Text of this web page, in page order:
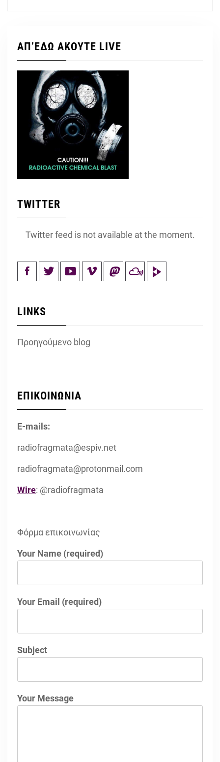
ΑΠ’ΕΔΩ ΑΚΟΥΤΕ LIVE
TWITTER
Twitter feed is not available at the moment.
LINKS
Προηγούμενο blog
ΕΠΙΚΟΙΝΩΝΙΑ
E-mails:
radiofragmata@espiv.net
radiofragmata@protonmail.com
Wire: @radiofragmata
Φόρμα επικοινωνίας
Your Name (required)
Your Email (required)
Subject
Your Message